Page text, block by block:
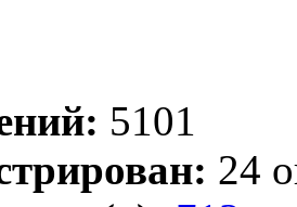
5101
24